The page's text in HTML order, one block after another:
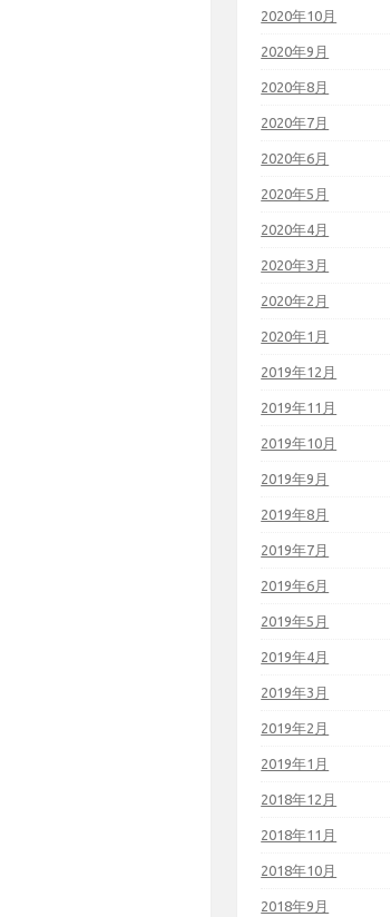
2020年10月
2020年9月
2020年8月
2020年7月
2020年6月
2020年5月
2020年4月
2020年3月
2020年2月
2020年1月
2019年12月
2019年11月
2019年10月
2019年9月
2019年8月
2019年7月
2019年6月
2019年5月
2019年4月
2019年3月
2019年2月
2019年1月
2018年12月
2018年11月
2018年10月
2018年9月